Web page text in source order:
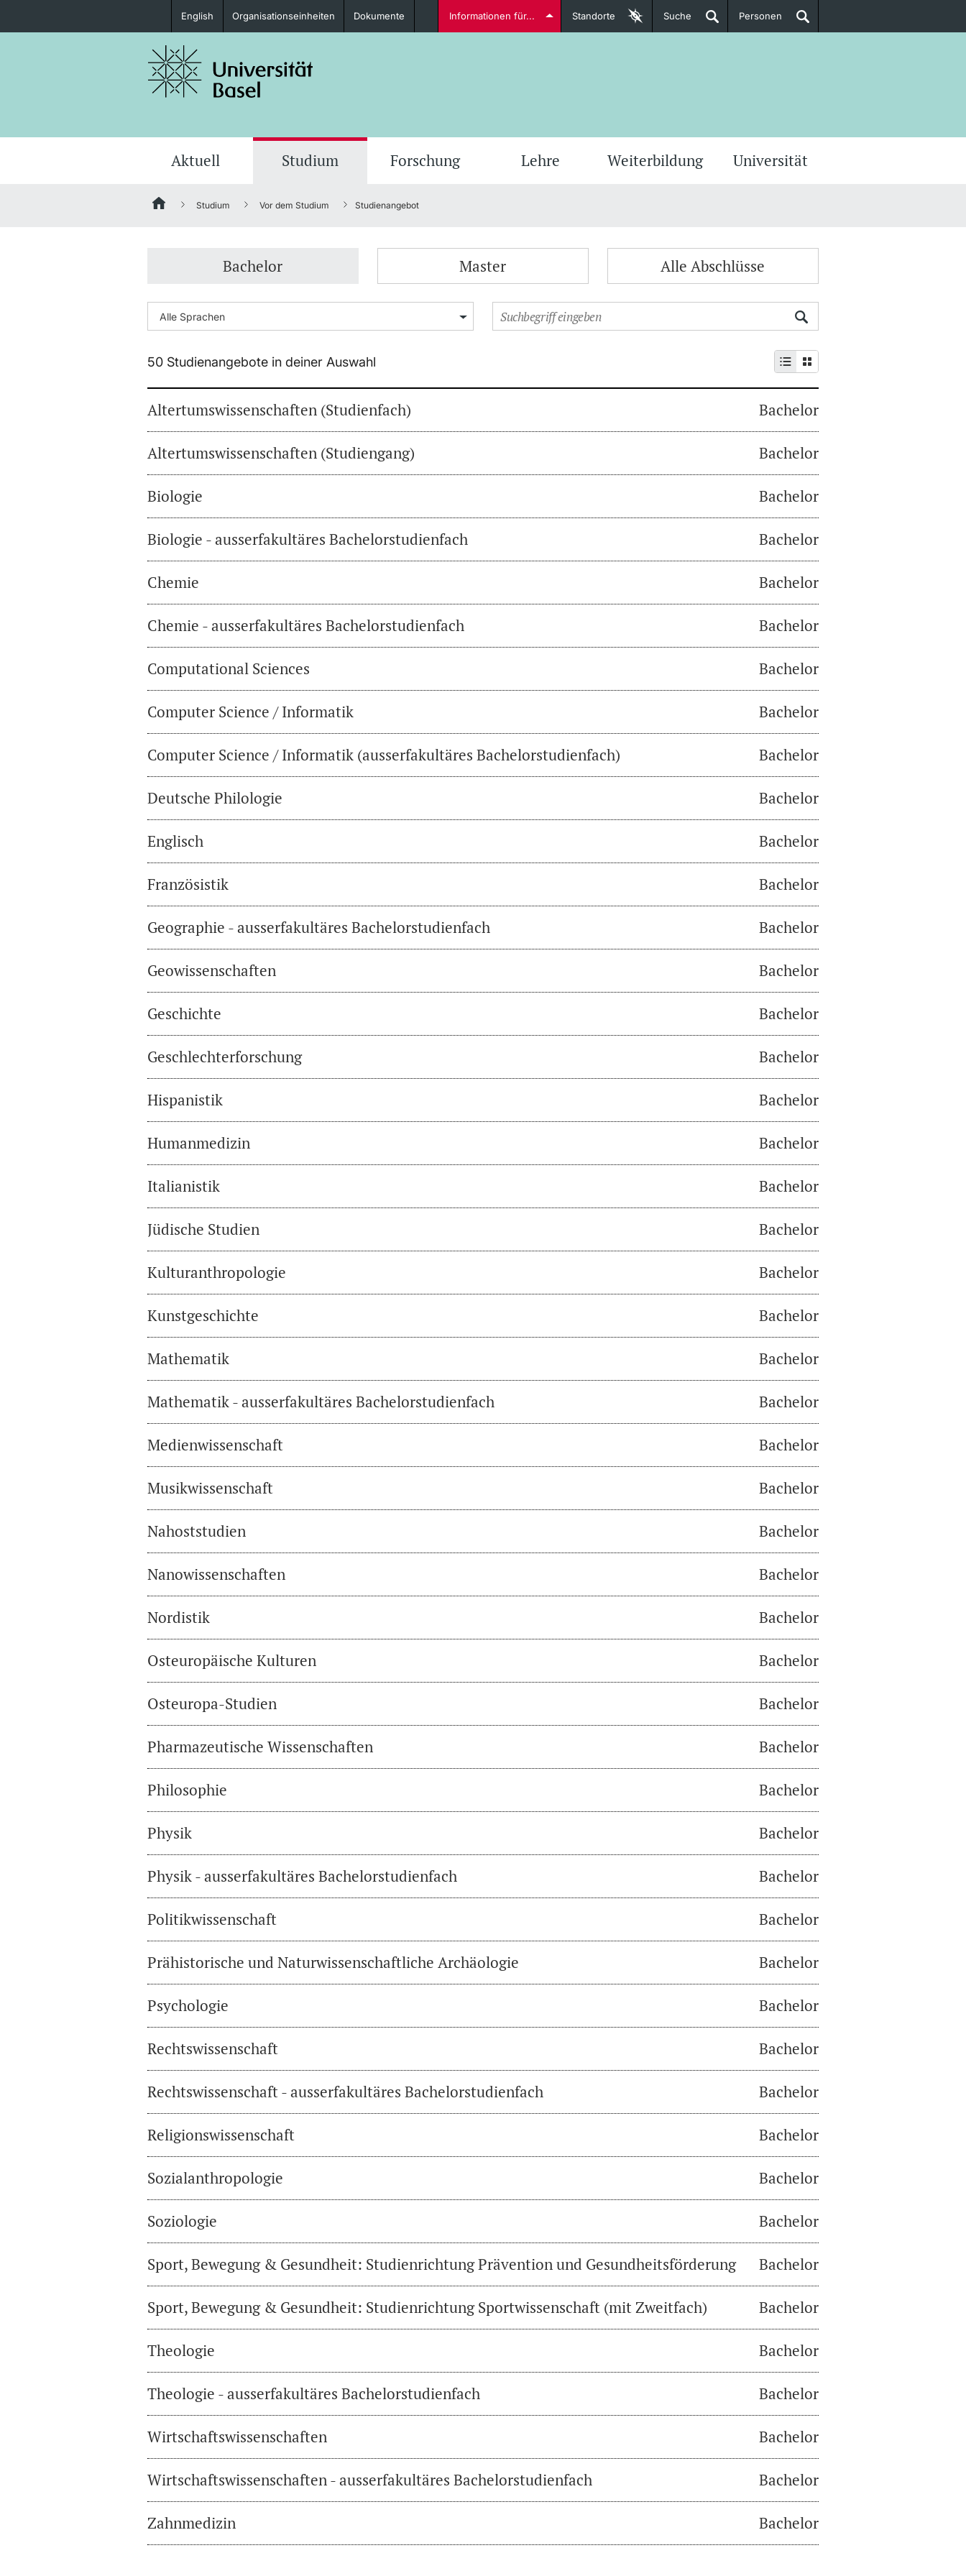
Studieninteressierte
Fördernde & Alumni
weitere Informationen weitere Informationen
English Organisationseinheiten Dokumente Informationen für... Standorte Suche Personen
Aktuell Studium Forschung Lehre Weiterbildung Universität
Studium Vor dem Studium Studienangebot
Bachelor Master Alle Abschlüsse
50 Studienangebote in deiner Auswahl
Altertumswissenschaften (Studienfach) Bachelor
Altertumswissenschaften (Studiengang) Bachelor
Biologie Bachelor
Biologie - ausserfakultäres Bachelorstudienfach Bachelor
Chemie Bachelor
Chemie - ausserfakultäres Bachelorstudienfach Bachelor
Computational Sciences Bachelor
Computer Science / Informatik Bachelor
Computer Science / Informatik (ausserfakultäres Bachelorstudienfach) Bachelor
Deutsche Philologie Bachelor
Englisch Bachelor
Französistik Bachelor
Geographie - ausserfakultäres Bachelorstudienfach Bachelor
Geowissenschaften Bachelor
Geschichte Bachelor
Geschlechterforschung Bachelor
Hispanistik Bachelor
Humanmedizin Bachelor
Italianistik Bachelor
Jüdische Studien Bachelor
Kulturanthropologie Bachelor
Kunstgeschichte Bachelor
Mathematik Bachelor
Mathematik - ausserfakultäres Bachelorstudienfach Bachelor
Medienwissenschaft Bachelor
Musikwissenschaft Bachelor
Nahoststudien Bachelor
Nanowissenschaften Bachelor
Nordistik Bachelor
Osteuropäische Kulturen Bachelor
Osteuropa-Studien Bachelor
Pharmazeutische Wissenschaften Bachelor
Philosophie Bachelor
Physik Bachelor
Physik - ausserfakultäres Bachelorstudienfach Bachelor
Politikwissenschaft Bachelor
Prähistorische und Naturwissenschaftliche Archäologie Bachelor
Psychologie Bachelor
Rechtswissenschaft Bachelor
Rechtswissenschaft - ausserfakultäres Bachelorstudienfach Bachelor
Religionswissenschaft Bachelor
Sozialanthropologie Bachelor
Soziologie Bachelor
Sport, Bewegung & Gesundheit: Studienrichtung Prävention und Gesundheitsförderung Bachelor
Sport, Bewegung & Gesundheit: Studienrichtung Sportwissenschaft (mit Zweitfach) Bachelor
Theologie Bachelor
Theologie - ausserfakultäres Bachelorstudienfach Bachelor
Wirtschaftswissenschaften Bachelor
Wirtschaftswissenschaften - ausserfakultäres Bachelorstudienfach Bachelor
Zahnmedizin Bachelor